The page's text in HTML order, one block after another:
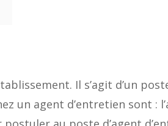
Il s’agit d’un
un agent d’entretien sont :